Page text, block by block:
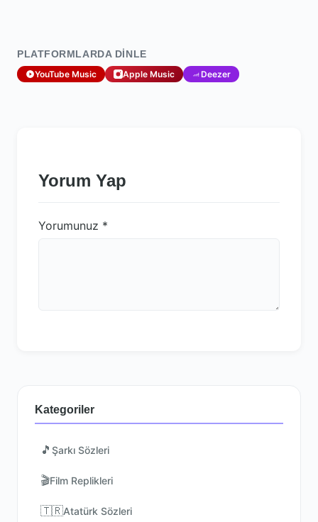
PLATFORMLARDA DINLE
YouTube Music Apple Music Deezer
Yorum Yap
Yorumunuz *
Kategoriler
🎵 Şarkı Sözleri
🎬Film Replikleri
🇹🇷Atatürk Sözleri